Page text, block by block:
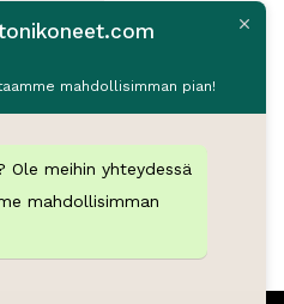
mahdollisimman pian!
Ole meihin yhteydessä
mahdollisimman